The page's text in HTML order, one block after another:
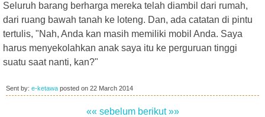
Seluruh barang berharga mereka telah diambil dari rumah,
dari ruang bawah tanah ke loteng. Dan, ada catatan di pintu
tertulis, "Nah, Anda kan masih memiliki mobil Anda. Saya
harus menyekolahkan anak saya itu ke perguruan tinggi
suatu saat nanti, kan?"
Sent by: e-ketawa posted on 22 March 2014
«« sebelum berikut »»